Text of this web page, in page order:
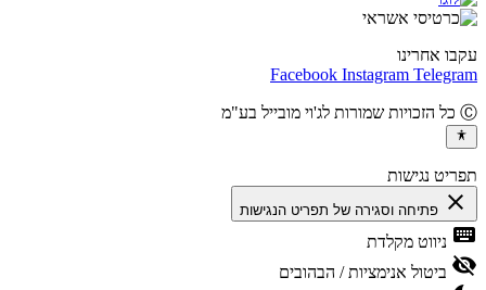
אחרינו
Facebook Instagram
נגישות
פתיחה וסגירה של תפריט הנגישות
ניווט מקלדת
ביטול אנימציות / הבהובים